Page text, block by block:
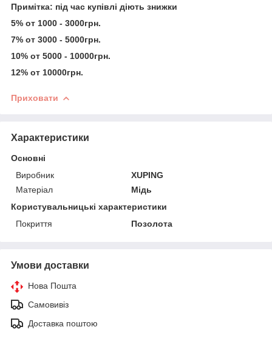
Примітка: під час купівлі діють знижки
5% от 1000 - 3000грн.
7% от 3000 - 5000грн.
10% от 5000 - 10000грн.
12% от 10000грн.
Приховати
Характеристики
Основні
Виробник
XUPING
Матеріал
Мідь
Користувальницькі характеристики
Покриття
Позолота
Умови доставки
Нова Пошта
Самовивіз
Доставка поштою